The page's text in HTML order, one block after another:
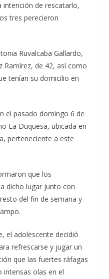
de rescatarlo,
tres perecieron
Ruvalcaba Gallardo,
Ramírez, de 42, así como
tenían su domicilio en
el pasado domingo 6 de
La Duquesa, ubicada en
perteneciente a este
que los
dicho lugar junto con
del fin de semana y
el adolescente decidió
refrescarse y jugar un
que las fuertes ráfagas
intensas olas en el